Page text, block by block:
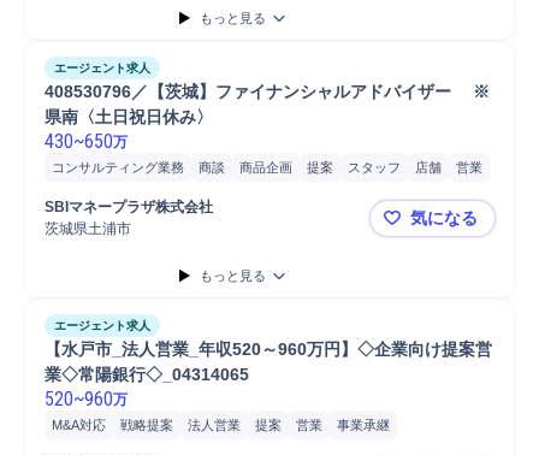
もっと見る
エージェント求人
408530796／【茨城】ファイナンシャルアドバイザー 　※
県南〈土日祝日休み〉
430~650万
コンサルティング業務 商談 商品企画 提案 スタッフ 店舗 営業
SBIマネープラザ株式会社
茨城県土浦市
408530796
気になる
もっと見る
エージェント求人
【水戸市_法人営業_年収520～960万円】◇企業向け提案営
業◇常陽銀行◇_04314065
520~960万
M&A対応 戦略提案 法人営業 提案 営業 事業承継